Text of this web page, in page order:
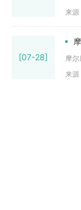
来源
[07-28]
摩
来源